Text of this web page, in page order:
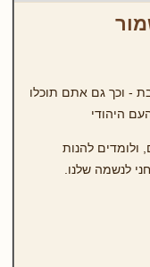
- וכך גם אתם תוכלו
היהודי
ולומדים להנות
לנשמה שלנו.